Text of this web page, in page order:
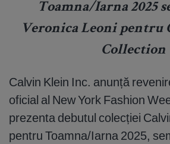
Toamna/Iarna 2025
Veronica Leoni pentru
Collection
Calvin Klein Inc. anunță
oficial al New York Fashion
prezenta debutul colecției
pentru Toamna/Iarna 2025,